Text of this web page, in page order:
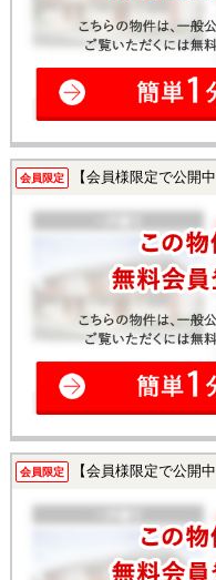
会員限定 【会員様限定で公開中
会員限定 【会員様限定で公開中